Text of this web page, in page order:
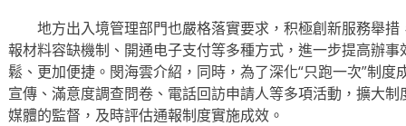
地方出入境管理部門也嚴格落實要求，积極創新服務舉措
報材料容缺機制、開通电子支付等多種方式，進一步提高辦
鬆、更加便捷。閔海雲介紹，同時，為了深化“只跑一次”制
宣傳、滿意度調查問卷、電話回訪申請人等多項活動，擴大
媒體的監督，及時評估通報制度實施成效。